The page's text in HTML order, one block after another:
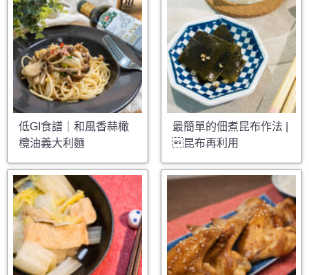
低GI食譜｜和風香蒜橄
欖油義大利麵
最簡單的佃煮昆布作法 |
昆布再利用